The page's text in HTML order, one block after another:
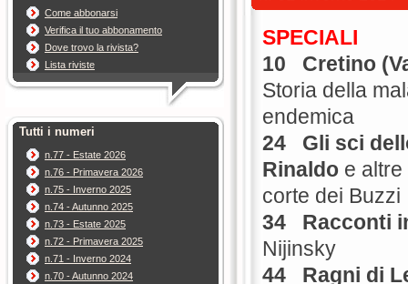
Come abbonarsi
Verifica il tuo abbonamento
Dove trovo la rivista?
Lista riviste
Tutti i numeri
n.77 - Estate 2026
n.76 - Primavera 2026
n.75 - Inverno 2025
n.74 - Autunno 2025
n.73 - Estate 2025
n.72 - Primavera 2025
n.71 - Inverno 2024
n.70 - Autunno 2024
SPECIALI
10
Cretino
Storia della
endemica
24
Gli sci
Rinaldo e
corte dei Buzzi
34
Racconti
Nijinsky
44
Ragni di